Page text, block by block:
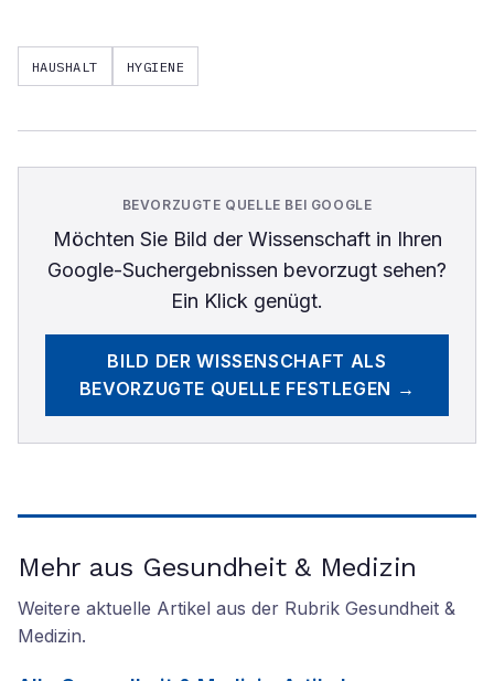
HAUSHALT HYGIENE
BEVORZUGTE QUELLE BEI GOOGLE
Möchten Sie Bild der Wissenschaftin Ihren
Google-Suchergebnissen bevorzugt sehen?
Ein Klick genügt.
BILD DER WISSENSCHAFT ALS
BEVORZUGTE QUELLE FESTLEGEN →
Mehr aus Gesundheit & Medizin
Weitere aktuelle Artikel aus der Rubrik Gesundheit &
Medizin.